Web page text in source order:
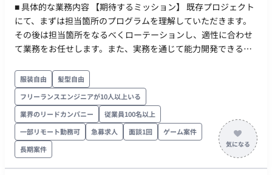
■ 具体的な業務内容 【期待するミッション】 既存プロジェクト
にて、まずは担当箇所のプログラムを理解していただきます。
その後は担当箇所をなるべくローテーションし、適性に合わせ
て業務をお任せします。また、実務を通じて能力開発できるよ
小チームのリーダーやサブリーダー、さらにはリードエンジニ
アとしてご活躍いただくことを期待しています。 【業務内容】
・モバイル、コンシューマーゲーム機、PC、VRヘッドセットな
どのゲームの設計/開発/テスト/運営 ・ツールの開発（運用、デ
バッグ、自動化ツールなど） ・コードレビュー、リファクタリ
ングなど最適化 ・他セクション・外部スタッフとの調整
※ChatGPT、Claude、Geminiなどの生成AIを活用した開発が
服装自由
髪型自由
フリーランスエンジニアが10人以上いる
業界のリードカンパニー
従業員100名以上
一部リモート勤務可
急募求人 面談1回
ゲーム案件
長期案件